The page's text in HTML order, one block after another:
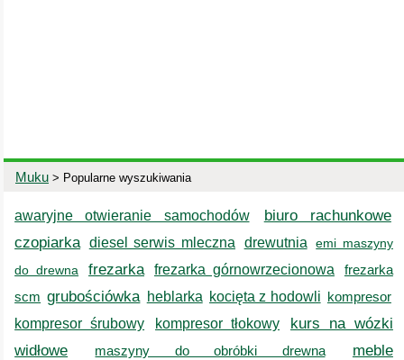
Muku > Popularne wyszukiwania
awaryjne otwieranie samochodów
biuro rachunkowe
czopiarka diesel serwis mleczna drewutnia
emi maszyny
do drewna
frezarka frezarka górnowrzecionowa
frezarka
scm grubościówka heblarka kocięta z hodowli kompresor
kompresor śrubowy
kompresor tłokowy
kurs na wózki
widłowe
maszyny do obróbki drewna
meble